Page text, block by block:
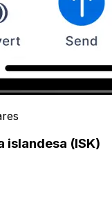
islandesa (ISK)